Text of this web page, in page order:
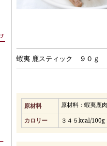
蝦夷 鹿スティック ９０ｇ
原材料
原材料：蝦夷鹿
カロリー
３４５kcal/100g